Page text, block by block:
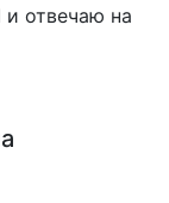
отвечаю на